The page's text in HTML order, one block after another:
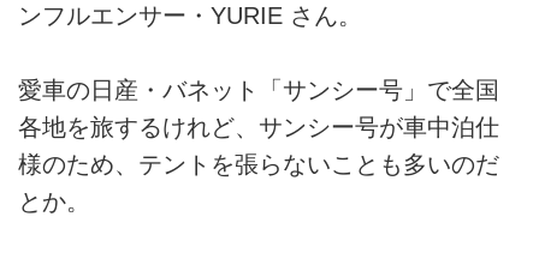
ンフルエンサー・YURIE さん。
愛車の日産・バネット「サンシー号」で全国
各地を旅するけれど、サンシー号が車中泊仕
様のため、テントを張らないことも多いのだ
とか。